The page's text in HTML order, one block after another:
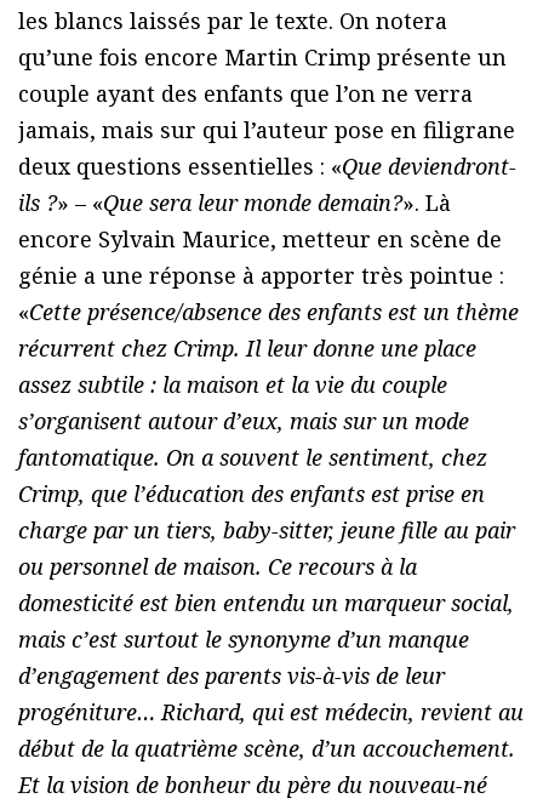
les blancs laissés par le texte. On notera
qu’une fois encore Martin Crimp présente un
couple ayant des enfants que l’on ne verra
jamais, mais sur qui l’auteur pose en filigrane
deux questions essentielles : «Que deviendront-
ils ?» – «Que sera leur monde demain?». Là
encore Sylvain Maurice, metteur en scène de
génie a une réponse à apporter très pointue :
«Cette présence/absence des enfants est un thème
récurrent chez Crimp. Il leur donne une place
assez subtile : la maison et la vie du couple
s’organisent autour d’eux, mais sur un mode
fantomatique. On a souvent le sentiment, chez
Crimp, que l’éducation des enfants est prise en
charge par un tiers, baby-sitter, jeune fille au pair
ou personnel de maison. Ce recours à la
domesticité est bien entendu un marqueur social,
mais c’est surtout le synonyme d’un manque
d’engagement des parents vis-à-vis de leur
progéniture… Richard, qui est médecin, revient au
début de la quatrième scène, d’un accouchement.
Et la vision de bonheur du père du nouveau-né